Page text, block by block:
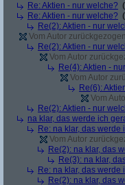
Re: Aktien - nur welche? (
Re: Aktien - nur welche? (
Re(2): Aktien - nur
Vom Autor
Re(2): Aktien - nur
Vom Autor
Re(4): Aktien -
Vom Autor
Re(6):
Vom
Re(2): Aktien - nur
na klar, das werde ich
Re: na klar, das
Vom Autor
Re(2): na klar, das
Re(3): na klar,
Re: na klar, das
Re(2): na klar, das